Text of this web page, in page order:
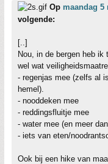
Op maandag 5
volgende:
[..]
Nou, in de bergen heb
wel wat
- regenjas mee (zelfs al
hemel).
- nooddeken mee
- reddingsfluitje mee
- water mee (en meer
- iets van eten/
Ook bij een hike van